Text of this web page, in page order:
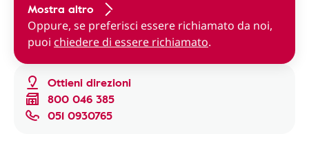
Ottieni direzioni
800 046 385
051 0930765
Mostra altro
Oppure, se preferisci essere richiamato da noi,
puoi chiedere di essere richiamato.